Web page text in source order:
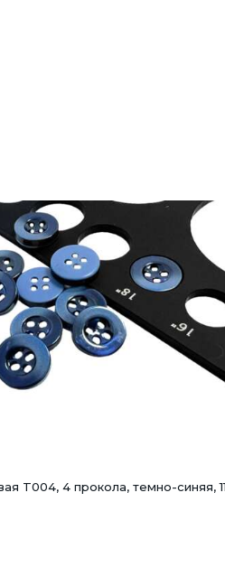
T004, 4 прокола, темно-синяя,